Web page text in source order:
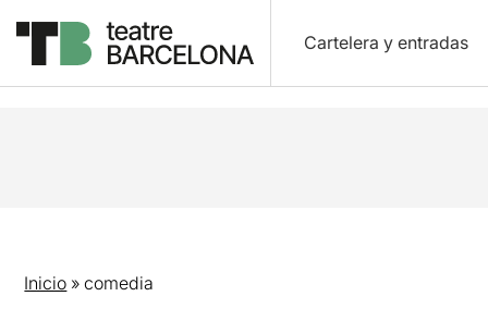
Cartelera y entradas
Inicio »comedia